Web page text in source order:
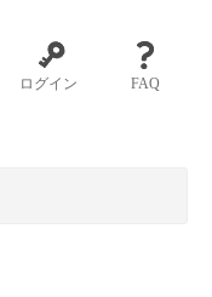
ログイン FAQ